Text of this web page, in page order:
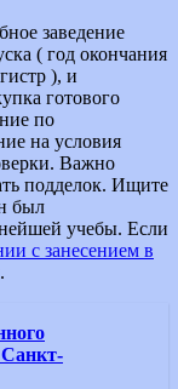
заведение
( год окончания
), и
готового
по
на условия
Важно
подделок. Ищите
был
учебы. Если
с занесением в
Санкт-